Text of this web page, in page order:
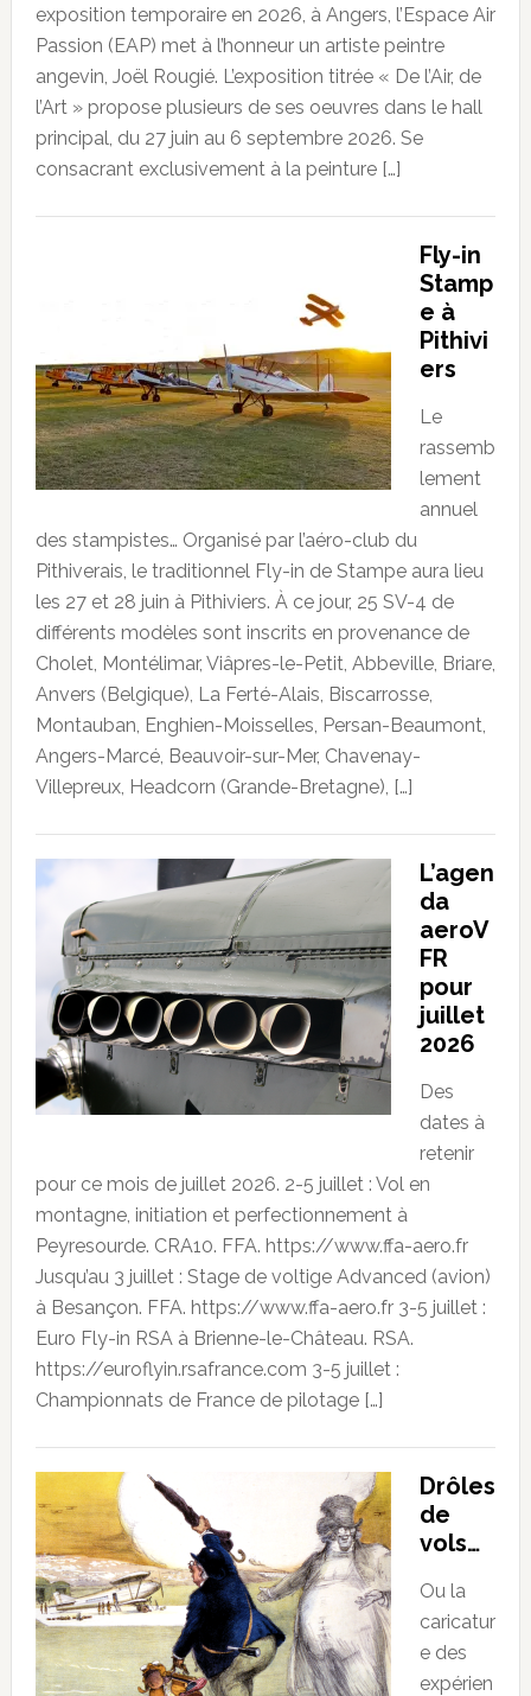
exposition temporaire en 2026, à Angers, l’Espace Air
Passion (EAP) met à l’honneur un artiste peintre
angevin, Joël Rougié. L’exposition titrée « De l’Air, de
l’Art » propose plusieurs de ses oeuvres dans le hall
principal, du 27 juin au 6 septembre 2026. Se
consacrant exclusivement à la peinture […]
Fly-in
Stamp
e à
Pithivi
ers
Le
rassemb
lement
annuel
des stampistes… Organisé par l’aéro-club du
Pithiverais, le traditionnel Fly-in de Stampe aura lieu
les 27 et 28 juin à Pithiviers. À ce jour, 25 SV-4 de
différents modèles sont inscrits en provenance de
Cholet, Montélimar, Viâpres-le-Petit, Abbeville, Briare,
Anvers (Belgique), La Ferté-Alais, Biscarrosse,
Montauban, Enghien-Moisselles, Persan-Beaumont,
Angers-Marcé, Beauvoir-sur-Mer, Chavenay-
Villepreux, Headcorn (Grande-Bretagne), […]
L’agen
da
aeroV
FR
pour
juillet
2026
Des
dates à
retenir
pour ce mois de juillet 2026. 2-5 juillet : Vol en
montagne, initiation et perfectionnement à
Peyresourde. CRA10. FFA. https://www.ffa-aero.fr
Jusqu’au 3 juillet : Stage de voltige Advanced (avion)
à Besançon. FFA. https://www.ffa-aero.fr 3-5 juillet :
Euro Fly-in RSA à Brienne-le-Château. RSA.
https://euroflyin.rsafrance.com 3-5 juillet :
Championnats de France de pilotage […]
Drôles
de
vols…
Ou la
caricatur
e des
expérien